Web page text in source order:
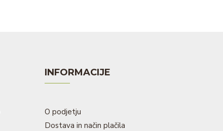
INFORMACIJE
O podjetju
Dostava in način plačila